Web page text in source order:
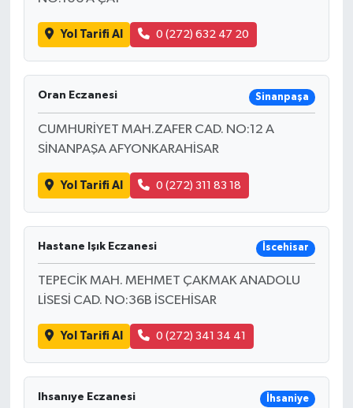
Yol Tarifi Al 0 (272) 632 47 20
Oran Eczanesi Sinanpaşa
CUMHURİYET MAH.ZAFER CAD. NO:12 A
SİNANPAŞA AFYONKARAHİSAR
Yol Tarifi Al 0 (272) 311 83 18
Hastane Işık Eczanesi İscehisar
TEPECİK MAH. MEHMET ÇAKMAK ANADOLU
LİSESİ CAD. NO:36B İSCEHİSAR
Yol Tarifi Al 0 (272) 341 34 41
Ihsanıye Eczanesi İhsaniye